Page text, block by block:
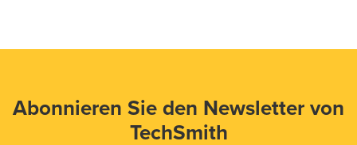
Abonnieren Sie den Newsletter von
TechSmith